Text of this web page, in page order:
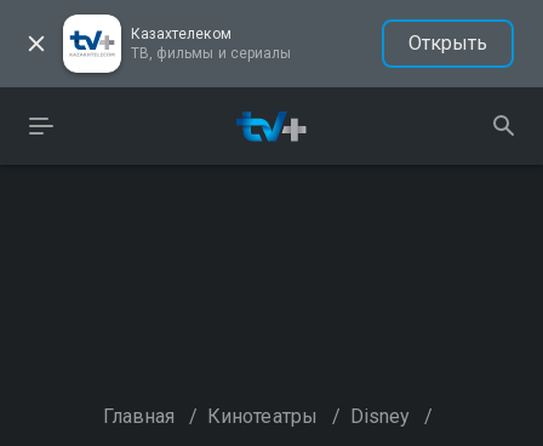
Казахтелеком
ТВ, фильмы и сериалы
Открыть
Главная / Кинотеатры / Disney /